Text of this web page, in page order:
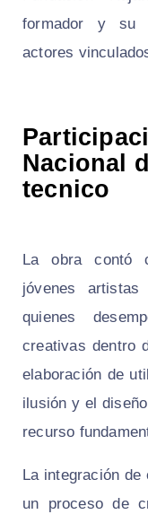
formador y su
actores
Nacional
tecnico
La obra contó
jóvenes
quienes
creativas dentro
elaboración de
ilusión y el
recurso
La integración
un proceso de